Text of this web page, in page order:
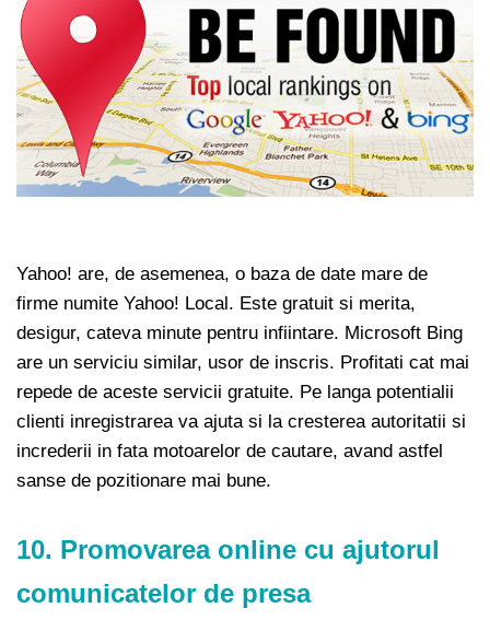
Yahoo! are, de asemenea, o baza de date mare de
firme numite Yahoo! Local. Este gratuit si merita,
desigur, cateva minute pentru infiintare. Microsoft Bing
are un serviciu similar, usor de inscris. Profitati cat mai
repede de aceste servicii gratuite. Pe langa potentialii
clienti inregistrarea va ajuta si la cresterea autoritatii si
increderii in fata motoarelor de cautare, avand astfel
sanse de pozitionare mai bune.
10. Promovarea online cu ajutorul
comunicatelor de presa